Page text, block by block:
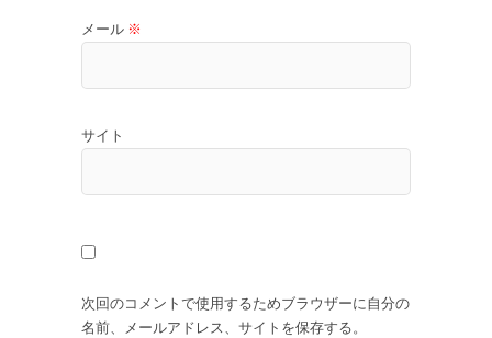
メール ※
サイト
次回のコメントで使用するためブラウザーに自分の
名前、メールアドレス、サイトを保存する。